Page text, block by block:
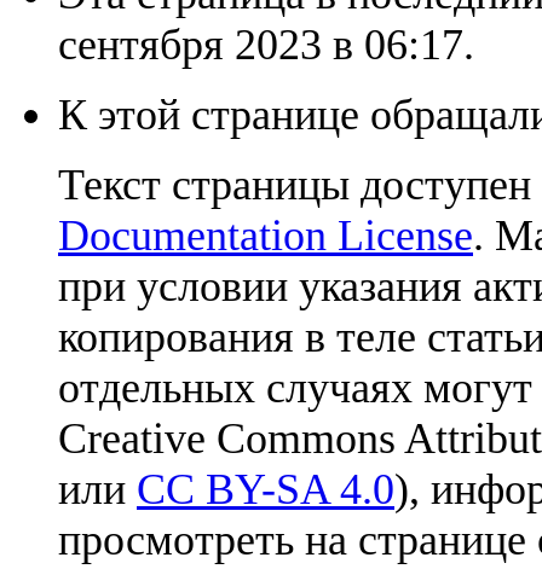
сентября 2023 в 06:17.
К этой странице
Текст страницы
Documentation License.
при условии указания
копирования в теле
отдельных случаях
Creative Commons
или CC BY-SA 4.0),
просмотреть на